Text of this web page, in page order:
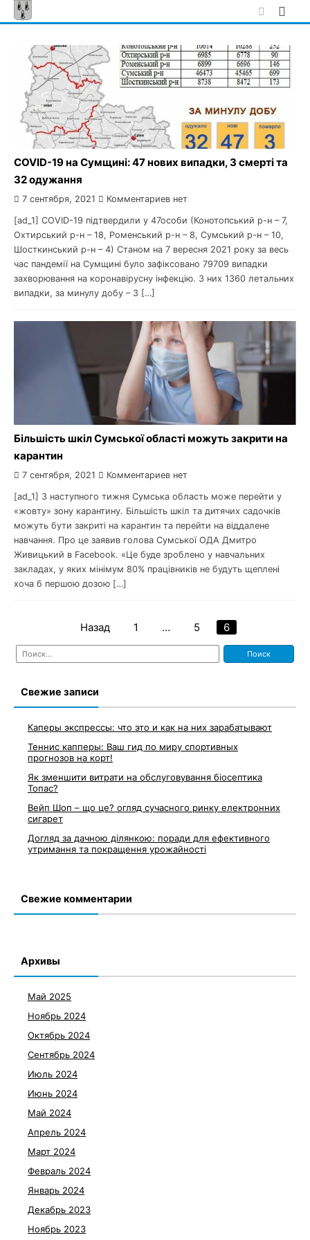
Skip
to
COVID-19 на Сумщині: 47 нових випадки, 3 смерті та
32 одужання
7 сентября, 2021 Комментариев нет
[ad_1] COVID-19 підтвердили у 47особи (Конотопський р-н – 7,
Охтирський р-н – 18, Роменський р-н – 8, Сумський р-н – 10,
Шосткинський р-н – 4) Станом на 7 вересня 2021 року за весь
час пандемії на Сумщині було зафіксовано 79709 випадки
захворювання на коронавірусну інфекцію. З них 1360 летальних
випадки, за минулу добу – 3 […]
Більшість шкіл Сумської області можуть закрити на
карантин
7 сентября, 2021 Комментариев нет
[ad_1] З наступного тижня Сумська область може перейти у
«жовту» зону карантину. Більшість шкіл та дитячих садочків
можуть бути закриті на карантин та перейти на віддалене
навчання. Про це заявив голова Сумської ОДА Дмитро
Живицький в Facebook. «Це буде зроблено у навчальних
закладах, у яких мінімум 80% працівників не будуть щеплені
хоча б першою дозою […]
Пагинация
записей
Назад 1 … 5 6
Найти:
Свежие записи
Каперы экспрессы: что это и как на них зарабатывают
Теннис капперы: Ваш гид по миру спортивных
прогнозов на корт!
Як зменшити витрати на обслуговування біосептика
Топас?
Вейп Шоп – що це? огляд сучасного ринку електронних
сигарет
Догляд за дачною ділянкою: поради для ефективного
утримання та покращення урожайності
Свежие комментарии
Архивы
Май 2025
Ноябрь 2024
Октябрь 2024
Сентябрь 2024
Июль 2024
Июнь 2024
Май 2024
Апрель 2024
Март 2024
Февраль 2024
Январь 2024
Декабрь 2023
Ноябрь 2023